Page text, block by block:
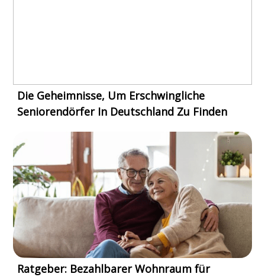
Die Geheimnisse, Um Erschwingliche
Seniorendörfer In Deutschland Zu Finden
Ratgeber: Bezahlbarer Wohnraum für